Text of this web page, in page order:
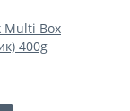
Multi Box
400g